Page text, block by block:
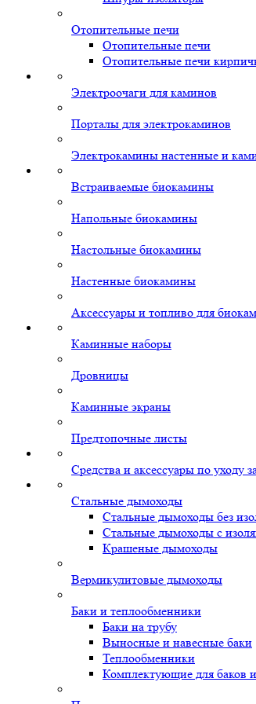
Отопительные печи
Отопительные печи
Отопительные печи
Электроочаги для каминов
Порталы для электрокаминов
Электрокамины настенные и
Встраиваемые биокамины
Напольные биокамины
Настольные биокамины
Настенные биокамины
Аксессуары и топливо для
Каминные наборы
Дровницы
Каминные экраны
Предтопочные листы
Средства и аксессуары по
Стальные дымоходы
Стальные дымоходы без
Стальные дымоходы с
Крашеные дымоходы
Вермикулитовые дымоходы
Баки и теплообменники
Баки на трубу
Выносные и навесные баки
Теплообменники
Комплектующие для баков